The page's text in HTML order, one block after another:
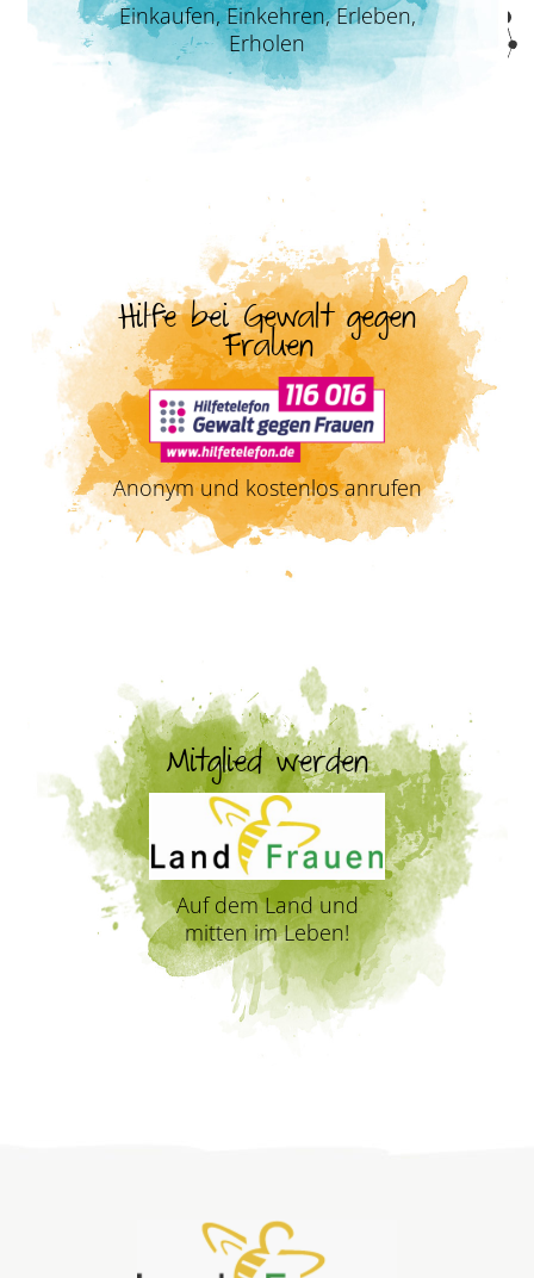
Einkaufen, Einkehren, Erleben,
Erholen
Hilfe bei Gewalt gegen
Frauen
Anonym und kostenlos anrufen
Mitglied werden
Auf dem Land und
mitten im Leben!